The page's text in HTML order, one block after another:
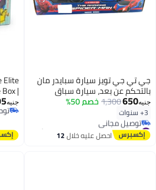
جي تي جي تويز سيارة سبايدر مان
بالتحكم عن بعد، سيارة سباق
بتصميم الأبطال الخارقين، مقياس
1:18، حمراء وزرقاء، بلاستيك،
للأطفال من عمر 3 سنوات فأكثر
جنيه650
1,300خصم 50%
3+ سنوات
#13 في عربات بوحدة تحكم عن بُعد
أقل سعر في 30 يوم
توصيل مجاني
احصل عليه خلال12
Elite
|
جنيه